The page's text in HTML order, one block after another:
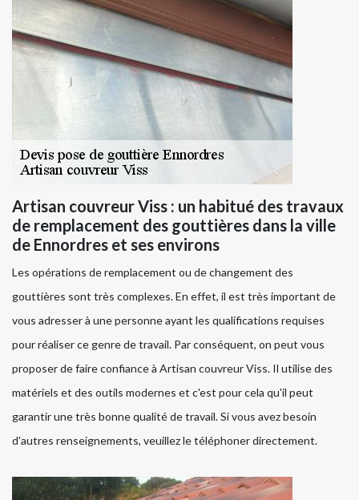
Artisan couvreur Viss : un habitué des travaux
de remplacement des gouttières dans la ville
de Ennordres et ses environs
Les opérations de remplacement ou de changement des
gouttières sont très complexes. En effet, il est très important de
vous adresser à une personne ayant les qualifications requises
pour réaliser ce genre de travail. Par conséquent, on peut vous
proposer de faire confiance à Artisan couvreur Viss. Il utilise des
matériels et des outils modernes et c'est pour cela qu'il peut
garantir une très bonne qualité de travail. Si vous avez besoin
d'autres renseignements, veuillez le téléphoner directement.